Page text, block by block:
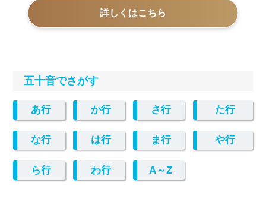
詳しくはこちら
五十音でさがす
あ行 か行 さ行 た行
な行 は行 ま行 や行
ら行 わ行 A～Z